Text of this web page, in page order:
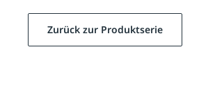
Zurück zur Produktserie